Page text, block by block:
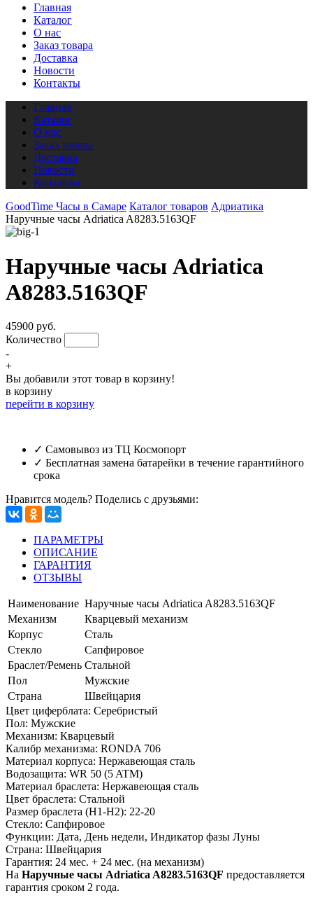
Главная
Каталог
О нас
Заказ товара
Доставка
Новости
Контакты
Главная
Каталог
О нас
Заказ товара
Доставка
Новости
Контакты
GoodTime Часы в Самаре Каталог товаров Адриатика
Наручные часы Adriatica A8283.5163QF
Наручные часы Adriatica
A8283.5163QF
45900 руб.
Количество
-
+
Вы добавили этот товар в корзину!
в корзину
перейти в корзину
✓ Самовывоз из ТЦ Космопорт
✓ Бесплатная замена батарейки в течение гарантийного
срока
Нравится модель? Поделись с друзьями:
ПАРАМЕТРЫ
ОПИСАНИЕ
ГАРАНТИЯ
ОТЗЫВЫ
Наименование Наручные часы Adriatica A8283.5163QF
Механизм
Кварцевый механизм
Корпус
Сталь
Стекло
Cапфировое
Браслет/Ремень Стальной
Пол
Мужские
Страна
Швейцария
Цвет циферблата: Серебристый
Пол: Мужские
Механизм: Кварцевый
Калибр механизма: RONDA 706
Материал корпуса: Нержавеющая сталь
Водозащита: WR 50 (5 ATM)
Материал браслета: Нержавеющая сталь
Цвет браслета: Стальной
Размер браслета (H1-H2): 22-20
Стекло: Сапфировое
Функции: Дата, День недели, Индикатор фазы Луны
Страна: Швейцария
Гарантия: 24 мес. + 24 мес. (на механизм)
На Наручные часы Adriatica A8283.5163QF предоставляется
гарантия сроком 2 года.